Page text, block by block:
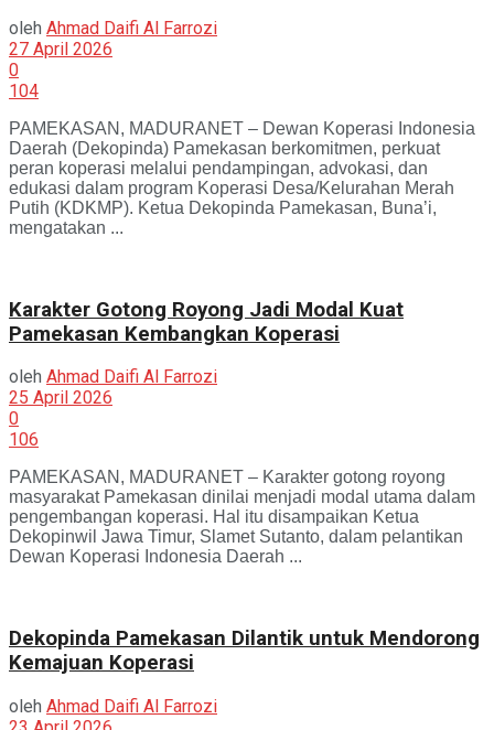
oleh Ahmad Daifi Al Farrozi
27 April 2026
0
104
PAMEKASAN, MADURANET – Dewan Koperasi Indonesia
Daerah (Dekopinda) Pamekasan berkomitmen, perkuat
peran koperasi melalui pendampingan, advokasi, dan
edukasi dalam program Koperasi Desa/Kelurahan Merah
Putih (KDKMP). Ketua Dekopinda Pamekasan, Buna’i,
mengatakan ...
Karakter Gotong Royong Jadi Modal Kuat
Pamekasan Kembangkan Koperasi
oleh Ahmad Daifi Al Farrozi
25 April 2026
0
106
PAMEKASAN, MADURANET – Karakter gotong royong
masyarakat Pamekasan dinilai menjadi modal utama dalam
pengembangan koperasi. Hal itu disampaikan Ketua
Dekopinwil Jawa Timur, Slamet Sutanto, dalam pelantikan
Dewan Koperasi Indonesia Daerah ...
Dekopinda Pamekasan Dilantik untuk Mendorong
Kemajuan Koperasi
oleh Ahmad Daifi Al Farrozi